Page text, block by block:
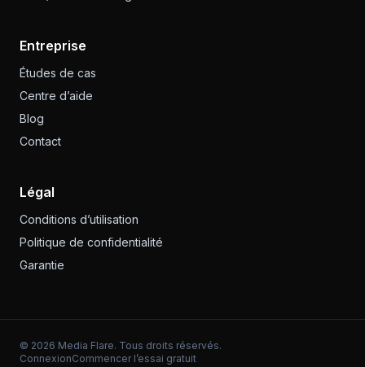
Entreprise
Études de cas
Centre d’aide
Blog
Contact
Légal
Conditions d’utilisation
Politique de confidentialité
Garantie
© 2026 Media Flare. Tous droits réservés.
ConnexionCommencer l’essai gratuit